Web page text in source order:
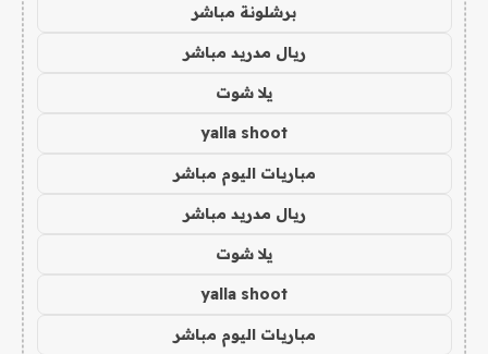
برشلونة مباشر
ريال مدريد مباشر
يلا شوت
yalla shoot
مباريات اليوم مباشر
ريال مدريد مباشر
يلا شوت
yalla shoot
مباريات اليوم مباشر